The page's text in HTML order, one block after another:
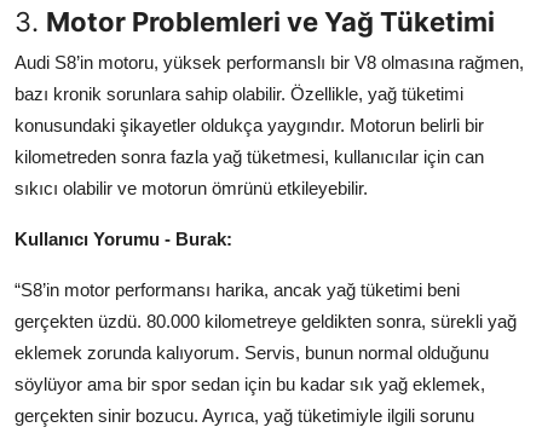
3. Motor Problemleri ve Yağ Tüketimi
Audi S8’in motoru, yüksek performanslı bir V8 olmasına rağmen,
bazı kronik sorunlara sahip olabilir. Özellikle, yağ tüketimi
konusundaki şikayetler oldukça yaygındır. Motorun belirli bir
kilometreden sonra fazla yağ tüketmesi, kullanıcılar için can
sıkıcı olabilir ve motorun ömrünü etkileyebilir.
Kullanıcı Yorumu - Burak:
“S8’in motor performansı harika, ancak yağ tüketimi beni
gerçekten üzdü. 80.000 kilometreye geldikten sonra, sürekli yağ
eklemek zorunda kalıyorum. Servis, bunun normal olduğunu
söylüyor ama bir spor sedan için bu kadar sık yağ eklemek,
gerçekten sinir bozucu. Ayrıca, yağ tüketimiyle ilgili sorunu